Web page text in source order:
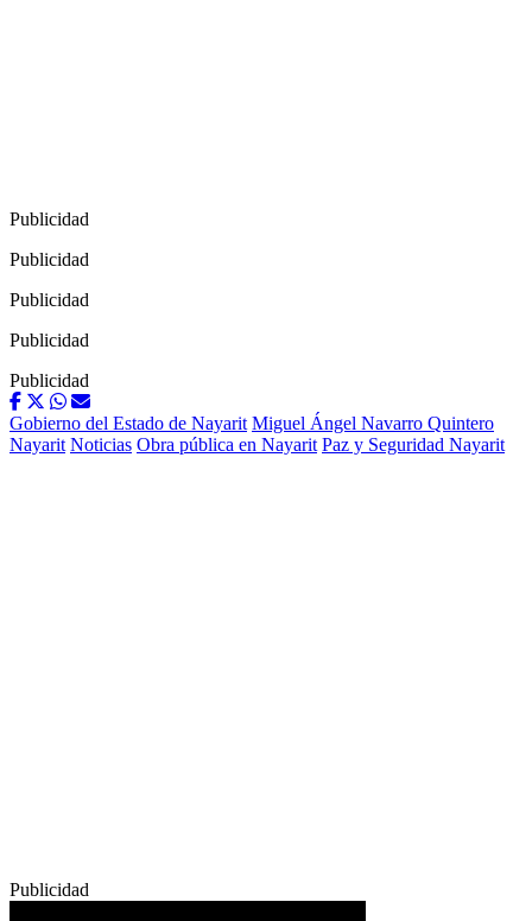
Publicidad
Publicidad
Publicidad
Publicidad
Publicidad
Gobierno del Estado de Nayarit Miguel Ángel Navarro Quintero
Nayarit Noticias Obra pública en Nayarit Paz y Seguridad Nayarit
Publicidad